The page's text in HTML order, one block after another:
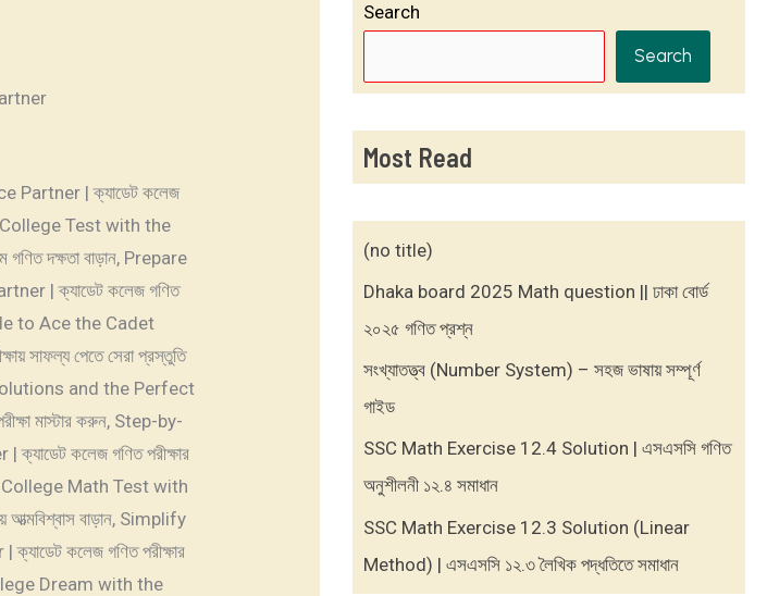
| ক্যাডেট কলেজ
College Test with the
দক্ষতা বাড়ান, Prepare
| ক্যাডেট কলেজ গণিত
to Ace the Cadet
পেতে সেরা প্রস্তুতি
and the Perfect
মাস্টার করুন, Step-by-
কলেজ গণিত পরীক্ষার
College Math Test with
বাড়ান, Simplify
কলেজ গণিত পরীক্ষার
Dream with the
Search
Search
Most Read
(no title)
Dhaka board 2025 Math question || ঢাকা বোর্ড
২০২৫ গণিত প্রশ্ন
সংখ্যাতত্ত্ব (Number System) – সহজ ভাষায় সম্পূর্ণ
গাইড
SSC Math Exercise 12.4 Solution | এসএসসি গণিত
অনুশীলনী ১২.৪ সমাধান
SSC Math Exercise 12.3 Solution (Linear
Method) | এসএসসি ১২.৩ লৈখিক পদ্ধতিতে সমাধান